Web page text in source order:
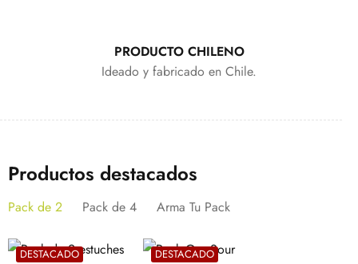
PRODUCTO CHILENO
Ideado y fabricado en Chile.
Productos destacados
Pack de 2 Pack de 4 Arma Tu Pack
DESTACADO DESTACADO